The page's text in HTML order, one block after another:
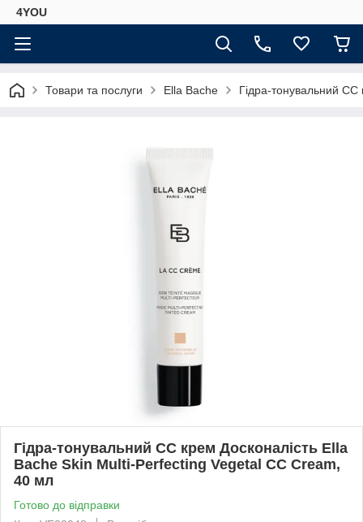
4YOU
Товари та послуги Ella Bache Гідра-тонувальний
Гідра-тонувальний СС крем Досконалість Ella
Bache Skin Multi-Perfecting Vegetal CC Cream,
40 мл
Готово до відправки